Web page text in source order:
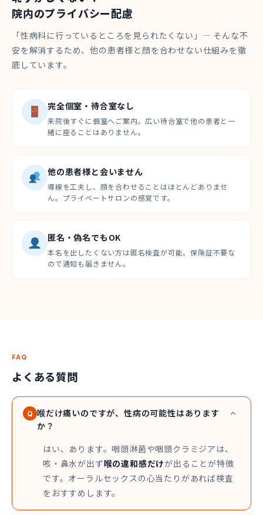
院内のプライバシー配慮
「性病科に行っているところを見られたくない」— そんな不
安を解消するため、他の患者様と顔を合わせない仕組みを徹
底しています。
完全個室・待合室なし
来院後すぐに個室へご案内。広い待合室で他の患者と一
緒に座ることはありません。
他の患者様と会いません
導線を工夫し、顔を合わせることはほとんどありませ
ん。プライベートサロンの感覚です。
匿名・偽名でもOK
本名を出したくない方は匿名検査が可能。保険証不要な
ので通知も届きません。
FAQ
よくある質問
Q 喉だけ痛いのですが、性病の可能性はあります
か？
はい、あります。咽頭淋菌や咽頭クラミジアは、
咳・鼻水が出ず喉の違和感だけが出ることが特徴
です。オーラルセックスの心当たりがあれば検査
をおすすめします。